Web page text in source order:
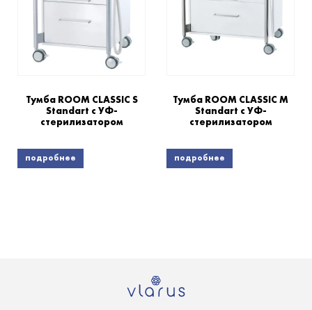
Тумба ROOM CLASSIC S
Standart с УФ-
стерилизатором
подробнее
Тумба ROOM CLASSIC M
Standart с УФ-
стерилизатором
подробнее